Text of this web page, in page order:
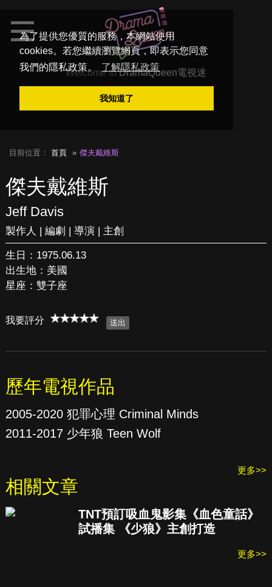
為了提供您優質的服務，本網站使用
cookies。若您繼續瀏覽網頁，即表示您同意
我們的隱私政策。
了解隱私政策
我知道了
Welcome toDramaQueen電視迷
目前位置： 首頁 傑夫戴維斯
傑夫戴維斯
Jeff Davis
製作人 | 編劇 | 導演 | 主創
生日：1975.06.13
出生地：美國
星座：雙子座
我要評分
歷年電視作品
2005-2020 犯罪心理 Criminal Minds
2011-2017 少年狼 Teen Wolf
更多>>
相關文章
TNT預訂吸血鬼影集《血色童話》
試播集 《少狼》主創打造
更多>>